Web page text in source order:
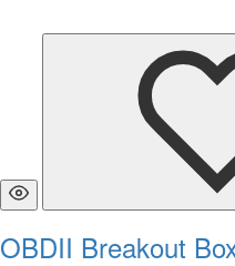
OBDII Breakout